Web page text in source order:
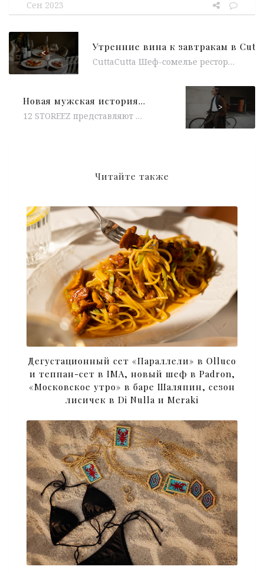
Сен 2023
<
CuttaCutta Шеф-сомелье ресторана CuttaCutta Сармат Габараев подобрал легкие утренние вина к хитам завтраков в специальном меню — How to pair...
Новая мужская история «Держать ритм» от 12 STOREEZ
12 STOREEZ представляют новую мужскую историю «Держать ритм». Впервые в 12 STOREEZ появился классический пиджак — универсальный, в меру строгий...
>
Читайте также
Дегустационный сет «Параллели» в Olluco
и теппан-сет в IMA, новый шеф в Padron,
«Московское утро» в баре Шаляпин, сезон
лисичек в Di Nulla и Meraki